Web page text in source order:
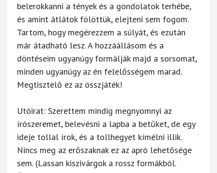
belerokkanni a tények és a gondolatok terhébe,
és amint átlátok fölöttük, elejteni sem fogom.
Tartom, hogy megérezzem a súlyát, és ezután
már átadható lesz. A hozzáállásom és a
döntéseim ugyanúgy formálják majd a sorsomat,
minden ugyanúgy az én felelősségem marad.
Megtisztelő ez az összjáték!
Utóirat: Szerettem mindig megnyomnyi az
írószeremet, belevésni a lapba a betűket, de egy
ideje tollal írok, és a tollhegyet kímélni illik.
Nincs meg az erőszaknak ez az apró lehetősége
sem. (Lassan kiszivárgok a rossz formákból.